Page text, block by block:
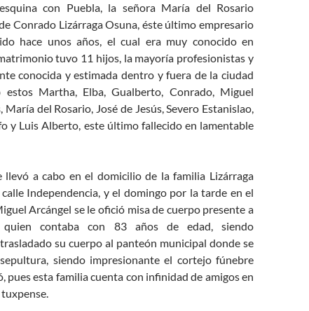
con Puebla, la señora María del Rosario
Conrado Lizárraga Osuna, éste último empresario
hace unos años, el cual era muy conocido en
tuvo 11 hijos, la mayoría profesionistas y
conocida y estimada dentro y fuera de la ciudad
estos Martha, Elba, Gualberto, Conrado, Miguel
María del Rosario, José de Jesús, Severo Estanislao,
y Luis Alberto, este último fallecido en lamentable
a cabo en el domicilio de la familia Lizárraga
Independencia, y el domingo por la tarde en el
Arcángel se le ofició misa de cuerpo presente a
quien contaba con 83 años de edad, siendo
su cuerpo al panteón municipal donde se
siendo impresionante el cortejo fúnebre
pues esta familia cuenta con infinidad de amigos en